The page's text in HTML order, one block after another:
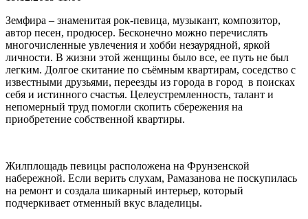
Земфира – знаменитая рок-певица, музыкант, композитор,
автор песен, продюсер. Бесконечно можно перечислять
многочисленные увлечения и хобби незаурядной, яркой
личности. В жизни этой женщины было все, ее путь не был
легким. Долгое скитание по съёмным квартирам, соседство с
известными друзьями, переезды из города в город в поисках
себя и истинного счастья. Целеустремленность, талант и
непомерный труд помогли скопить сбережения на
приобретение собственной квартиры.
Жилплощадь певицы расположена на Фрунзенской
набережной. Если верить слухам, Рамазанова не поскупилась
на ремонт и создала шикарный интерьер, который
подчеркивает отменный вкус владелицы.